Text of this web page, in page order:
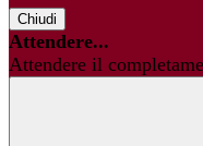
Chiudi
Attendere...
Attendere il